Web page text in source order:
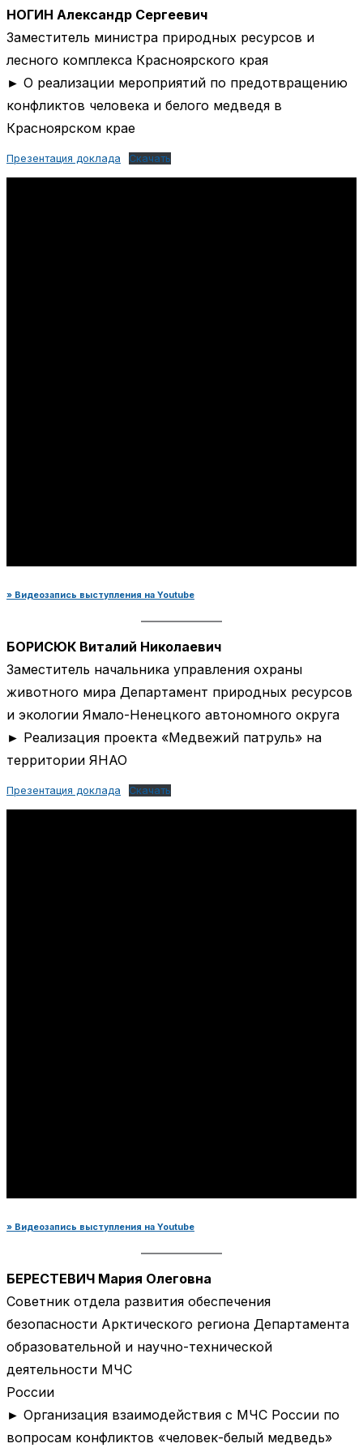
НОГИН Александр Сергеевич
Заместитель министра природных ресурсов и
лесного комплекса Красноярского края
► О реализации мероприятий по предотвращению
конфликтов человека и белого медведя в
Красноярском крае
Презентация доклада Скачать
» Видеозапись выступления на Youtube
БОРИСЮК Виталий Николаевич
Заместитель начальника управления охраны
животного мира Департамент природных ресурсов
и экологии Ямало-Ненецкого автономного округа
► Реализация проекта «Медвежий патруль» на
территории ЯНАО
Презентация доклада Скачать
» Видеозапись выступления на Youtube
БЕРЕСТЕВИЧ Мария Олеговна
Советник отдела развития обеспечения
безопасности Арктического региона Департамента
образовательной и научно-технической
деятельности МЧС
России
► Организация взаимодействия с МЧС России по
вопросам конфликтов «человек-белый медведь»